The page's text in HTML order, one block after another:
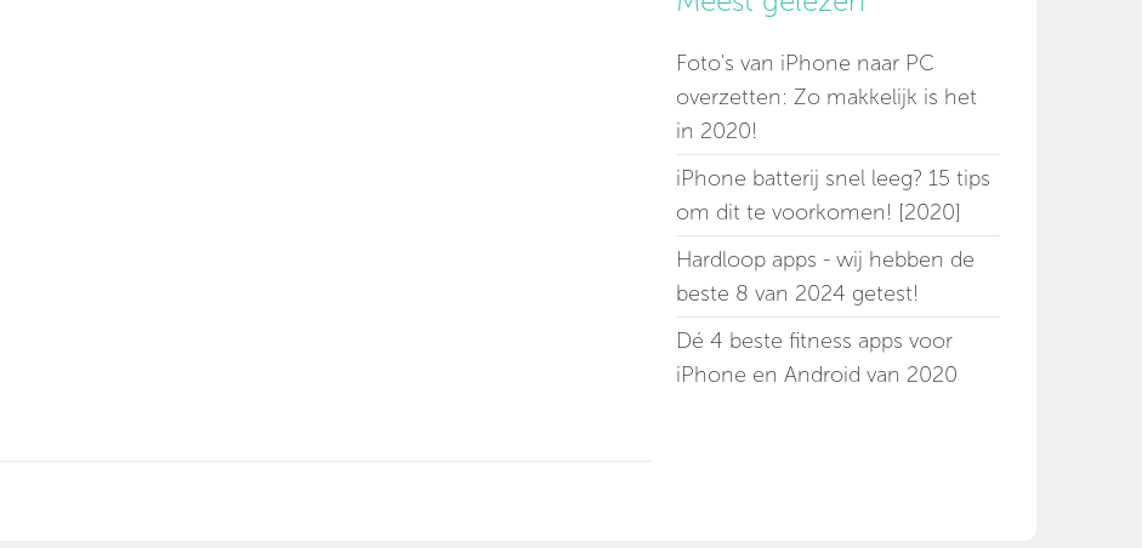
Foto's van iPhone naar PC
overzetten: Zo makkelijk is het
in 2020!
iPhone batterij snel leeg? 15 tips
om dit te voorkomen! [2020]
Hardloop apps - wij hebben de
beste 8 van 2024 getest!
Dé 4 beste fitness apps voor
iPhone en Android van 2020